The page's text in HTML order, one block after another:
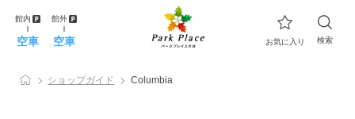
館内
空車
館外
空車 お気に入り 検索
ショップガイド Columbia